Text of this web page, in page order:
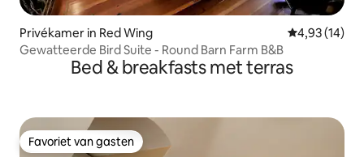
Privékamer in Red Wing Gemiddelde
4,93 (14)
Gewatteerde Bird Suite - Round Barn Farm B&B
Bed & breakfasts met terras
Favoriet van gasten
Favoriet van gasten